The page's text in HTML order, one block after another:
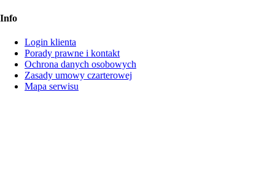
Info
Login klienta
Porady prawne i kontakt
Ochrona danych osobowych
Zasady umowy czarterowej
Mapa serwisu